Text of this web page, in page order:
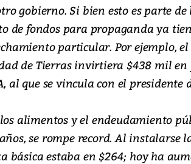
gobierno. Si bien esto es parte
de fondos para propaganda ya
particular. Por ejemplo, el
de Tierras invirtiera $438 mil
al que se vincula con el presidente
alimentos y el endeudamiento
se rompe record. Al instalarse
básica estaba en $264; hoy ha